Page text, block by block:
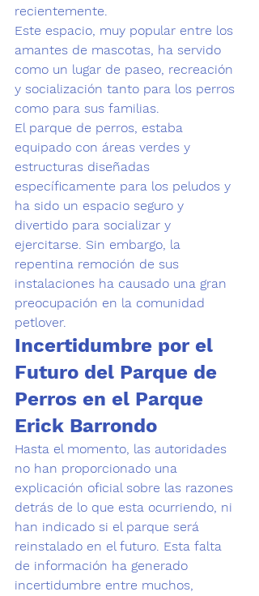
recientemente.
Este espacio, muy popular entre los
amantes de mascotas, ha servido
como un lugar de paseo, recreación
y socialización tanto para los perros
como para sus familias.
El parque de perros, estaba
equipado con áreas verdes y
estructuras diseñadas
específicamente para los peludos y
ha sido un espacio seguro y
divertido para socializar y
ejercitarse. Sin embargo, la
repentina remoción de sus
instalaciones ha causado una gran
preocupación en la comunidad
petlover.
Incertidumbre por el
Futuro del Parque de
Perros en el Parque
Erick Barrondo
Hasta el momento, las autoridades
no han proporcionado una
explicación oficial sobre las razones
detrás de lo que esta ocurriendo, ni
han indicado si el parque será
reinstalado en el futuro. Esta falta
de información ha generado
incertidumbre entre muchos,